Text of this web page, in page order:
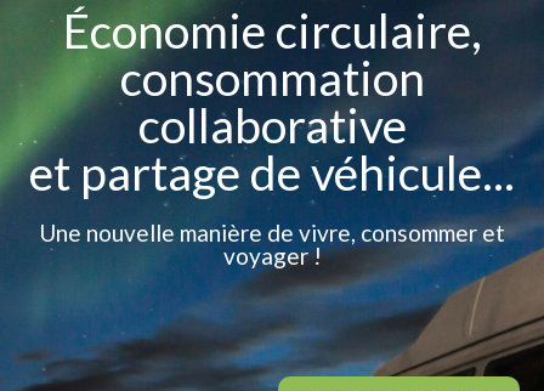
Économie circulaire,
consommation
collaborative
et partage de véhicule...
Une nouvelle manière de vivre, consommer et
voyager !